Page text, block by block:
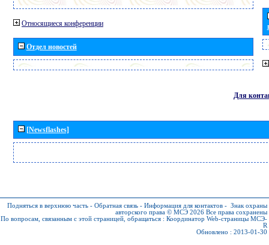
Относящиеся конференции
Отдел новостей
Для
[Newsflashes]
Подняться в верхнюю часть - Обратная связь - Информация для контактов - Знак охраны
авторского права © МСЭ 2026 Все права сохранены
По вопросам, связанным с этой страницей, обращаться : Координатор Web-страницы МСЭ-
R
Обновлено : 2013-01-30